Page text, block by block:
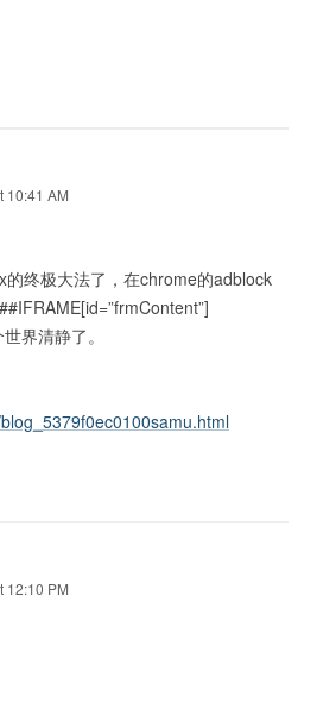
10:41 AM
终极大法了，在chrome的adblock
界清静了。
12:10 PM